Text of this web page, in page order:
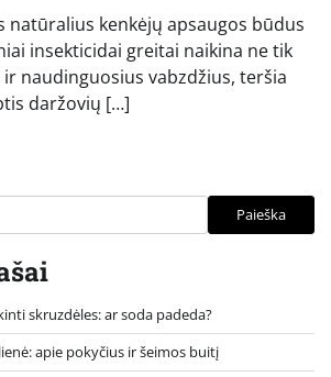
natūralius kenkėjų apsaugos būdus
insekticidai greitai naikina ne tik
naudinguosius vabzdžius, teršia
daržovių […]
Paieška
skruzdėles: ar soda padeda?
apie pokyčius ir šeimos buitį